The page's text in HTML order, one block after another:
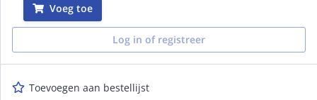
Voeg toe
Log in of registreer
Toevoegen aan bestellijst